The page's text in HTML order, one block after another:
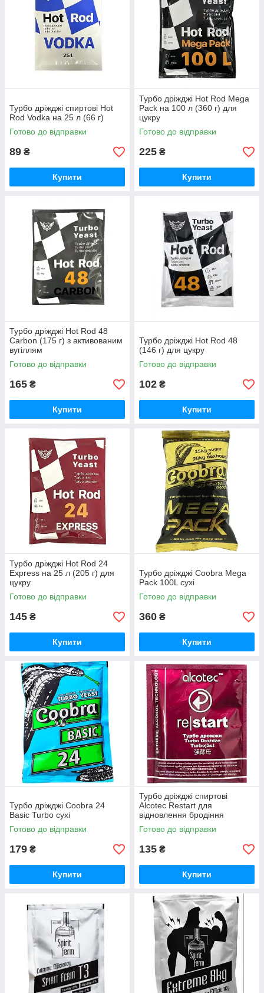
Турбо дріжджі спиртові Hot
Rod Vodka на 25 л (66 г)
Готово до відправки
89 ₴
Купити
Турбо дріжджі Hot Rod Mega
Pack на 100 л (360 г) для
цукру
Готово до відправки
225 ₴
Купити
Турбо дріжджі Hot Rod 48
Carbon (175 г) з активованим
вугіллям
Готово до відправки
165 ₴
Купити
Турбо дріжджі Hot Rod 48
(146 г) для цукру
Готово до відправки
102 ₴
Купити
Турбо дріжджі Hot Rod 24
Express на 25 л (205 г) для
цукру
Готово до відправки
145 ₴
Купити
Турбо дріжджі Coobra Mega
Pack 100L сухі
Готово до відправки
360 ₴
Купити
Турбо дріжджі Coobra 24
Basic Turbo сухі
Готово до відправки
179 ₴
Купити
Турбо дріжджі спиртові
Alcotec Restart для
відновлення бродіння
Готово до відправки
135 ₴
Купити